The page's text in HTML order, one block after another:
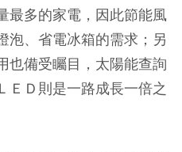
最多的家電，因此節能風
泡、省電冰箱的需求；另
也備受矚目，太陽能查詢
Ｄ則是一路成長一倍之